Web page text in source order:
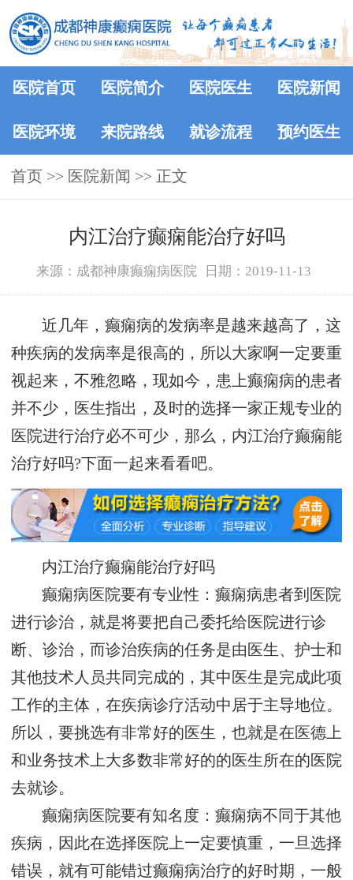
医院首页 医院简介 医院医生 医院新闻
医院环境 来院路线 就诊流程 预约医生
首页 >> 医院新闻 >> 正文
内江治疗癫痫能治疗好吗
来源：成都神康癫痫病医院 日期：2019-11-13
近几年，癫痫病的发病率是越来越高了，这
种疾病的发病率是很高的，所以大家啊一定要重
视起来，不雅忽略，现如今，患上癫痫病的患者
并不少，医生指出，及时的选择一家正规专业的
医院进行治疗必不可少，那么，内江治疗癫痫能
治疗好吗?下面一起来看看吧。
内江治疗癫痫能治疗好吗
癫痫病医院要有专业性：癫痫病患者到医院
进行诊治，就是将要把自己委托给医院进行诊
断、诊治，而诊治疾病的任务是由医生、护士和
其他技术人员共同完成的，其中医生是完成此项
工作的主体，在疾病诊疗活动中居于主导地位。
所以，要挑选有非常好的医生，也就是在医德上
和业务技术上大多数非常好的的医生所在的医院
去就诊。
癫痫病医院要有知名度：癫痫病不同于其他
疾病，因此在选择医院上一定要慎重，一旦选择
错误，就有可能错过癫痫病治疗的好时期，一般